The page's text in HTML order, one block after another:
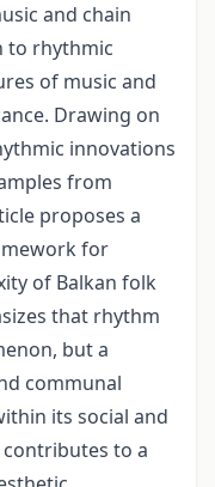
and chain
to rhythmic
of music and
Drawing on
innovations
from
proposes a
for
of Balkan folk
that rhythm
but a
communal
its social and
to a